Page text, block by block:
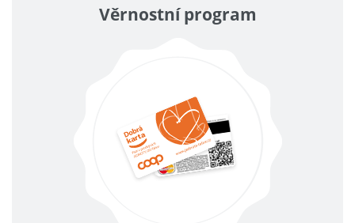
Věrnostní program